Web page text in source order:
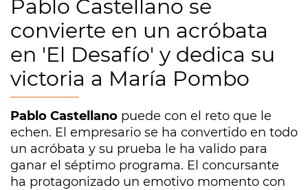
Pablo Castellano se
convierte en un acróbata
en 'El Desafío' y dedica su
victoria a María Pombo
Pablo Castellano puede con el reto que le
echen. El empresario se ha convertido en todo
un acróbata y su prueba le ha valido para
ganar el séptimo programa. El concursante
ha protagonizado un emotivo momento con